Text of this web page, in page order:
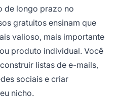
de longo prazo no
gratuitos ensinam que
valioso, mais importante
produto individual. Você
listas de e-mails,
sociais e criar
nicho.